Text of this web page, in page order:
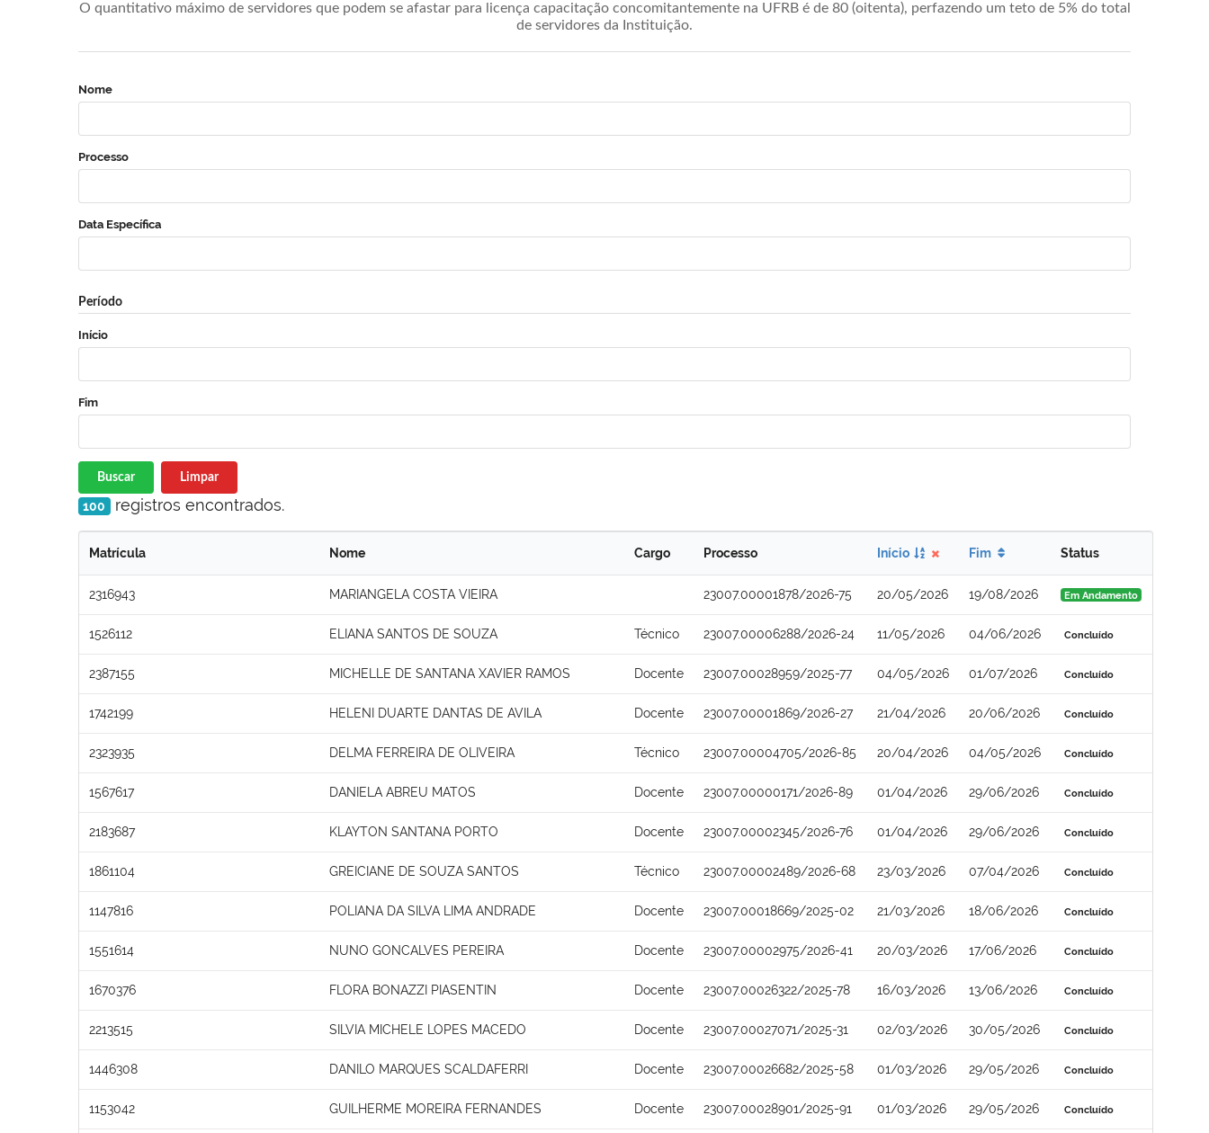
O quantitativo máximo de servidores que podem se afastar para licença capacitação concomitantemente na UFRB é de 80 (oitenta), perfazendo um teto de 5% do total
de servidores da Instituição.
Nome
Processo
Data Específica
Período
Início
Fim
Buscar Limpar
100 registros encontrados.
Matrícula Nome Cargo Processo Início Fim Status
2316943 MARIANGELA COSTA VIEIRA 23007.00001878/2026-75 20/05/2026 19/08/2026 Em Andamento
1526112 ELIANA SANTOS DE SOUZA Técnico 23007.00006288/2026-24 11/05/2026 04/06/2026 Concluído
2387155 MICHELLE DE SANTANA XAVIER RAMOS Docente 23007.00028959/2025-77 04/05/2026 01/07/2026 Concluído
1742199 HELENI DUARTE DANTAS DE AVILA Docente 23007.00001869/2026-27 21/04/2026 20/06/2026 Concluído
2323935 DELMA FERREIRA DE OLIVEIRA Técnico 23007.00004705/2026-85 20/04/2026 04/05/2026 Concluído
1567617 DANIELA ABREU MATOS Docente 23007.00000171/2026-89 01/04/2026 29/06/2026 Concluído
2183687 KLAYTON SANTANA PORTO Docente 23007.00002345/2026-76 01/04/2026 29/06/2026 Concluído
1861104 GREICIANE DE SOUZA SANTOS Técnico 23007.00002489/2026-68 23/03/2026 07/04/2026 Concluído
1147816 POLIANA DA SILVA LIMA ANDRADE Docente 23007.00018669/2025-02 21/03/2026 18/06/2026 Concluído
1551614 NUNO GONCALVES PEREIRA Docente 23007.00002975/2026-41 20/03/2026 17/06/2026 Concluído
1670376 FLORA BONAZZI PIASENTIN Docente 23007.00026322/2025-78 16/03/2026 13/06/2026 Concluído
2213515 SILVIA MICHELE LOPES MACEDO Docente 23007.00027071/2025-31 02/03/2026 30/05/2026 Concluído
1446308 DANILO MARQUES SCALDAFERRI Docente 23007.00026682/2025-58 01/03/2026 29/05/2026 Concluído
1153042 GUILHERME MOREIRA FERNANDES Docente 23007.00028901/2025-91 01/03/2026 29/05/2026 Concluído